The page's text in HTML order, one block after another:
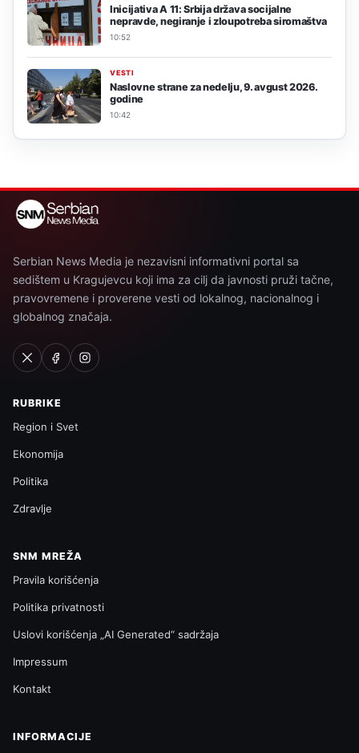
Inicijativa A 11: Srbija država socijalne
nepravde, negiranje i zloupotreba siromaštva
10:52
VESTI
Naslovne strane za nedelju, 9. avgust 2026.
godine
10:42
Serbian News Media je nezavisni informativni portal sa
sedištem u Kragujevcu koji ima za cilj da javnosti pruži tačne,
pravovremene i proverene vesti od lokalnog, nacionalnog i
globalnog značaja.
RUBRIKE
Region i Svet
Ekonomija
Politika
Zdravlje
SNM MREŽA
Pravila korišćenja
Politika privatnosti
Uslovi korišćenja „AI Generated“ sadržaja
Impressum
Kontakt
INFORMACIJE